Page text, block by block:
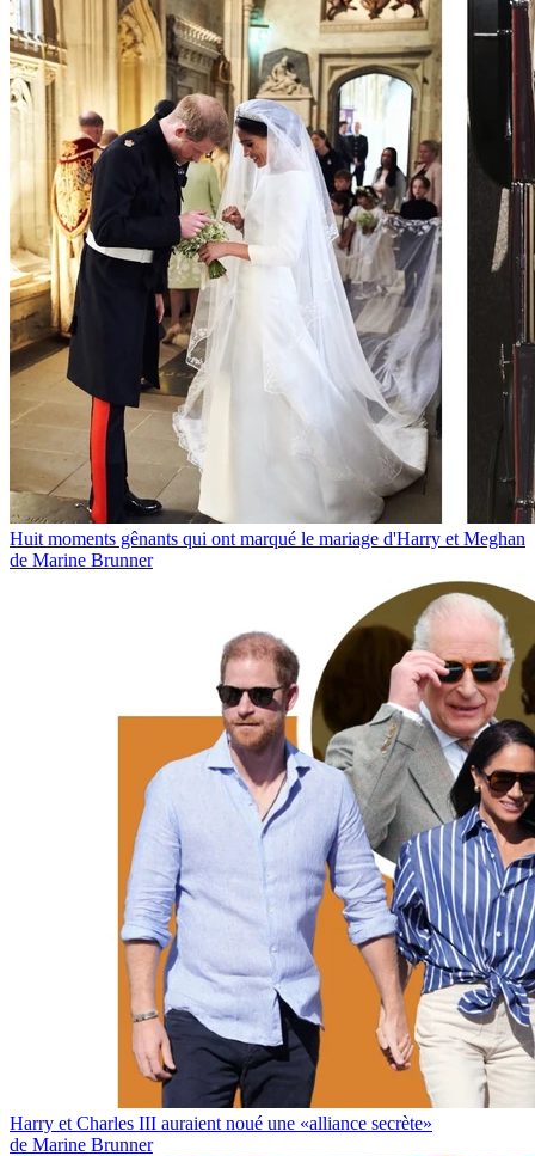
Huit moments gênants qui ont marqué le mariage d'Harry et Meghan
de Marine Brunner
Harry et Charles III auraient noué une «alliance secrète»
de Marine Brunner